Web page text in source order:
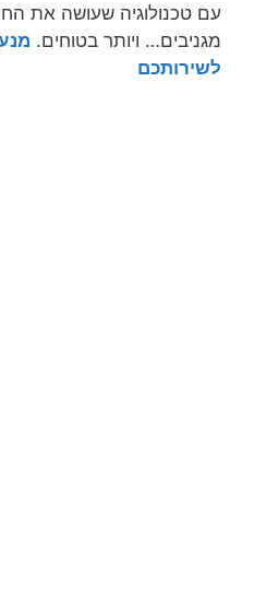
עם טכנולוגיה שעושה את
מגניבים… ויותר בטוחים.
לשירותכם